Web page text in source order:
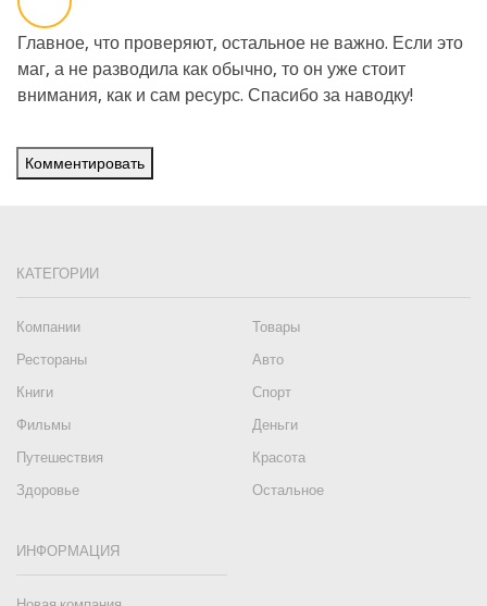
Главное, что проверяют, остальное не важно. Если это
маг, а не разводила как обычно, то он уже стоит
внимания, как и сам ресурс. Спасибо за наводку!
Комментировать
КАТЕГОРИИ
Компании
Товары
Рестораны
Авто
Книги
Спорт
Фильмы
Деньги
Путешествия
Красота
Здоровье
Остальное
ИНФОРМАЦИЯ